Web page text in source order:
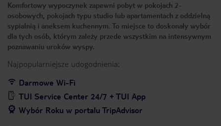
Komfortowy wypoczynek zapewni pobyt w pokojach 2-
osobowych, pokojach typu studio lub apartamentach z oddzielną
sypialnią i aneksem kuchennym. To miejsce to doskonały wybór
dla tych osób, którym zależy przede wszystkim na intensywnym
poznawaniu uroków wyspy.
Najpopularniejsze udogodnienia:
Darmowe Wi-Fi
TUI Service Center 24/7 + TUI App
Wybór Roku w portalu TripAdvisor